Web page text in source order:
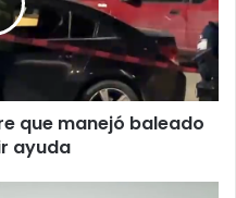
que manejó baleado
ayuda